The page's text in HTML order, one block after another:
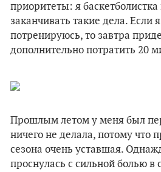
приоритеты: я
заканчивать такие дела. Если
потренируюсь, то завтра
дополнительно потратить 20
Прошлым летом у меня был
ничего не делала, потому что
сезона очень уставшая.
проснулась с сильной болью